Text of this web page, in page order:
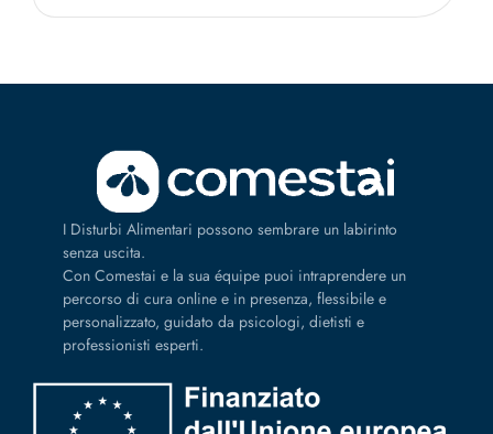
I Disturbi Alimentari possono sembrare un labirinto
senza uscita.
Con Comestai e la sua équipe puoi intraprendere un
percorso di cura online e in presenza, flessibile e
personalizzato, guidato da psicologi, dietisti e
professionisti esperti.